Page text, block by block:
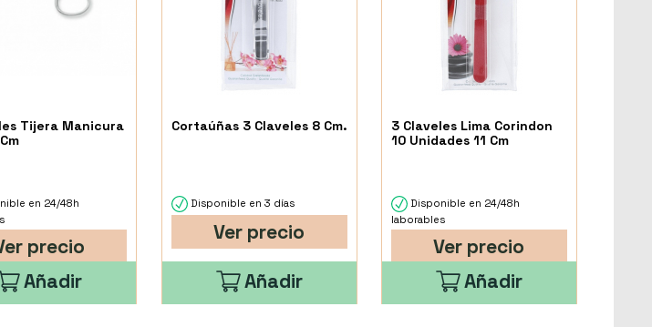
Tijera Manicura
en 24/48h
precio
Añadir
Cortaúñas 3 Claveles 8 Cm.
Disponible en 3 días
Ver precio
Añadir
3 Claveles Lima Corindon
10 Unidades 11 Cm
Disponible en 24/48h
laborables
Ver precio
Añadir